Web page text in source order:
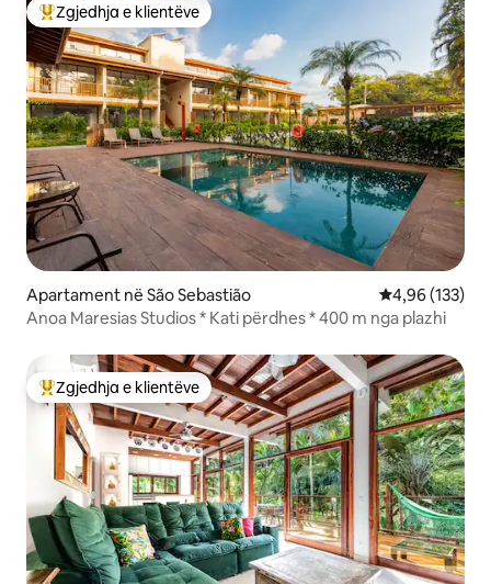
Më të mirat e zgjedhjeve të klientëve
Zgjedhja e klientëve
Apartament në São Sebastião Vlerësimi
4,96 (133)
Anoa Maresias Studios * Kati përdhes * 400 m nga plazhi
Më të mirat e zgjedhjeve të klientëve
Zgjedhja e klientëve